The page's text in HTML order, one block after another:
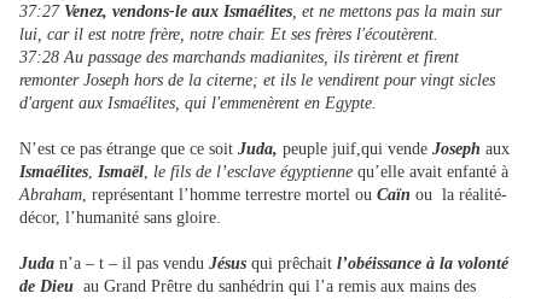
37:27 Venez, vendons-le aux Ismaélites, et ne mettons pas la main sur
lui, car il est notre frère, notre chair. Et ses frères l'écoutèrent.
37:28 Au passage des marchands madianites, ils tirèrent et firent
remonter Joseph hors de la citerne; et ils le vendirent pour vingt sicles
d'argent aux Ismaélites, qui l'emmenèrent en Egypte.
N’est ce pas étrange que ce soit Juda, peuple juif,qui vende Joseph aux
Ismaélites, Ismaël, le fils de l’esclave égyptienne qu’elle avait enfanté à
Abraham, représentant l’homme terrestre mortel ou Caïn ou la réalité-
décor, l’humanité sans gloire.
Juda n’a – t – il pas vendu Jésus qui prêchait l’obéissance à la volonté
de Dieu au Grand Prêtre du sanhédrin qui l’a remis aux mains des